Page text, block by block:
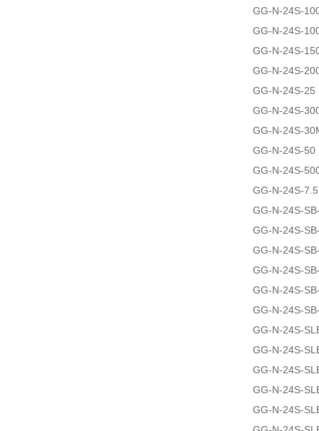
GG-N-24S-
GG-N-24S-
GG-N-24S-
GG-N-24S-
GG-N-24S-25
GG-N-24S-
GG-N-24S-
GG-N-24S-50
GG-N-24S-
GG-N-24S-
GG-N-24S-
GG-N-24S-
GG-N-24S-
GG-N-24S-
GG-N-24S-
GG-N-24S-
GG-N-24S-
GG-N-24S-
GG-N-24S-
GG-N-24S-
GG-N-24S-